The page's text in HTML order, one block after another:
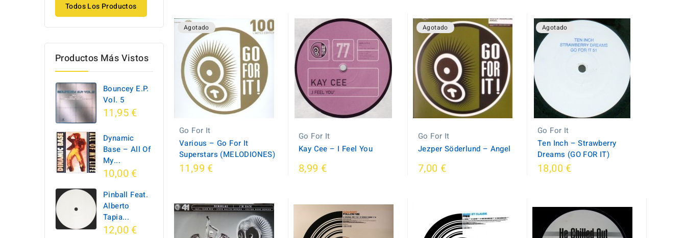
Todos Los Productos
Productos Más Vistos
Bouncey E.P.
Vol. 5
11,95 €
Dynamic
Base ‎– All Of
My...
10,00 €
Pinball Feat.
Alberto
Tapia...
12,00 €
Agotado
Go For It
Various ‎– Go For It
Superstars (MELODIONES)
11,99 €
Go For It
Kay Cee ‎– I Feel You
8,99 €
Agotado
Go For It
Jezper Söderlund ‎– Angel
7,00 €
Agotado
Go For It
Ten Inch ‎– Strawberry
Dreams (GO FOR IT)
18,00 €